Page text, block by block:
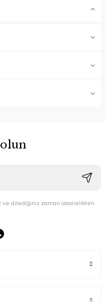
ve dilediğiniz zaman abonelikten